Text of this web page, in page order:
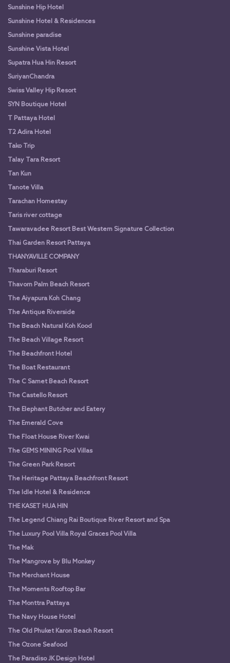
Sunshine Hip Hotel
Sunshine Hotel & Residences
Sunshine paradise
Sunshine Vista Hotel
Supatra Hua Hin Resort
SuriyanChandra
Swiss Valley Hip Resort
SYN Boutique Hotel
T Pattaya Hotel
T2 Adira Hotel
Tako Trip
Talay Tara Resort
Tan Kun
Tanote Villa
Tarachan Homestay
Taris river cottage
Tawaravadee Resort Best Western Signature Collection
Thai Garden Resort Pattaya
THANYAVILLE COMPANY
Tharaburi Resort
Thavorn Palm Beach Resort
The Aiyapura Koh Chang
The Antique Riverside
The Beach Natural Koh Kood
The Beach Village Resort
The Beachfront Hotel
The Boat Restaurant
The C Samet Beach Resort
The Castello Resort
The Elephant Butcher and Eatery
The Emerald Cove
The Float House River Kwai
The GEMS MINING Pool Villas
The Green Park Resort
The Heritage Pattaya Beachfront Resort
The Idle Hotel & Residence
THE KASET HUA HIN
The Legend Chiang Rai Boutique River Resort and Spa
The Luxury Pool Villa Royal Graces Pool Villa
The Mak
The Mangrove by Blu Monkey
The Merchant House
The Moments Rooftop Bar
The Monttra Pattaya
The Navy House Hotel
The Old Phuket Karon Beach Resort
The Ozone Seafood
The Paradiso JK Design Hotel